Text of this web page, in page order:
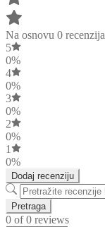
Na osnovu 0 recenzija
5
0%
4
0%
3
0%
2
0%
1
0%
Dodaj recenziju
Pretraga
0 of 0 reviews